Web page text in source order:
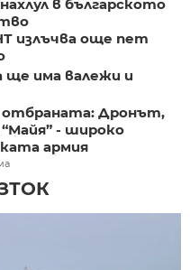
в българското
излъчва още пет
ще има валежи и
Дронът,
- широко
армия